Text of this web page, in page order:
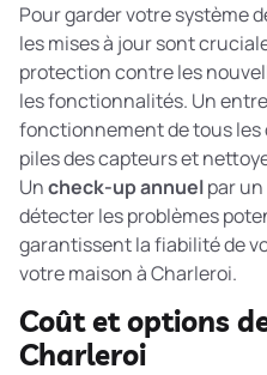
Pour garder votre système
les mises à jour sont
protection contre les
les fonctionnalités. Un
fonctionnement de tous les
piles des capteurs et
Uncheck-up annuelpar
détecter les problèmes
garantissent la fiabilité de
votre maison à Charleroi.
Coût et options
Charleroi